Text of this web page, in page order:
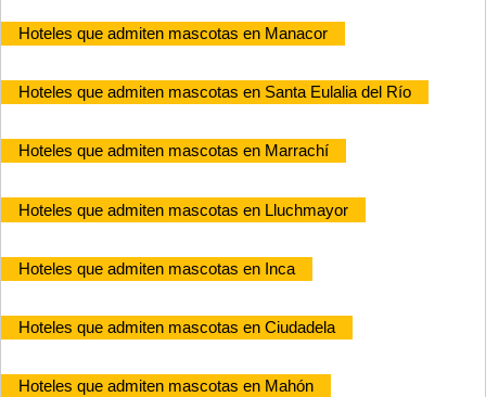
Hoteles que admiten mascotas en Manacor
Hoteles que admiten mascotas en Santa Eulalia del Río
Hoteles que admiten mascotas en Marrachí
Hoteles que admiten mascotas en Lluchmayor
Hoteles que admiten mascotas en Inca
Hoteles que admiten mascotas en Ciudadela
Hoteles que admiten mascotas en Mahón